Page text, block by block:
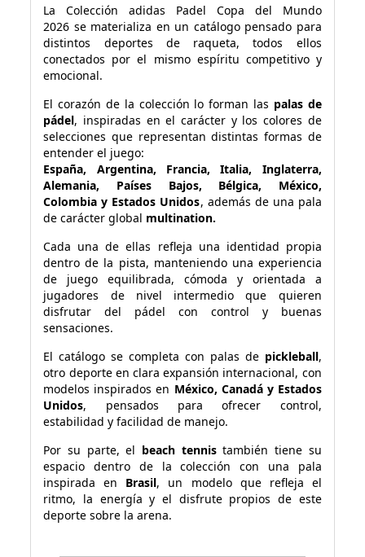
LaColección adidas Padel Copa del Mundo
2026 se materializa en un catálogo pensado para
distintos deportes de raqueta, todos ellos
conectados por el mismo espíritu competitivo y
emocional.
El corazón de la colección lo forman las palas de
pádel, inspiradas en el carácter y los colores de
selecciones que representan distintas formas de
entender el juego:
España, Argentina, Francia, Italia, Inglaterra,
Alemania, Países Bajos, Bélgica, México,
Colombia y Estados Unidos, además de una pala
de carácter global multination.
Cada una de ellas refleja una identidad propia
dentro de la pista, manteniendo una experiencia
de juego equilibrada, cómoda y orientada a
jugadores de nivel intermedio que quieren
disfrutar del pádel con control y buenas
sensaciones.
El catálogo se completa con palas de pickleball,
otro deporte en clara expansión internacional, con
modelos inspirados en México, Canadá y Estados
Unidos, pensados para ofrecer control,
estabilidad y facilidad de manejo.
Por su parte, el beach tennistambién tiene su
espacio dentro de la colección con una pala
inspirada en Brasil, un modelo que refleja el
ritmo, la energía y el disfrute propios de este
deporte sobre la arena.